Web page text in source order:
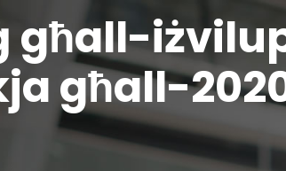
għall-
għall-